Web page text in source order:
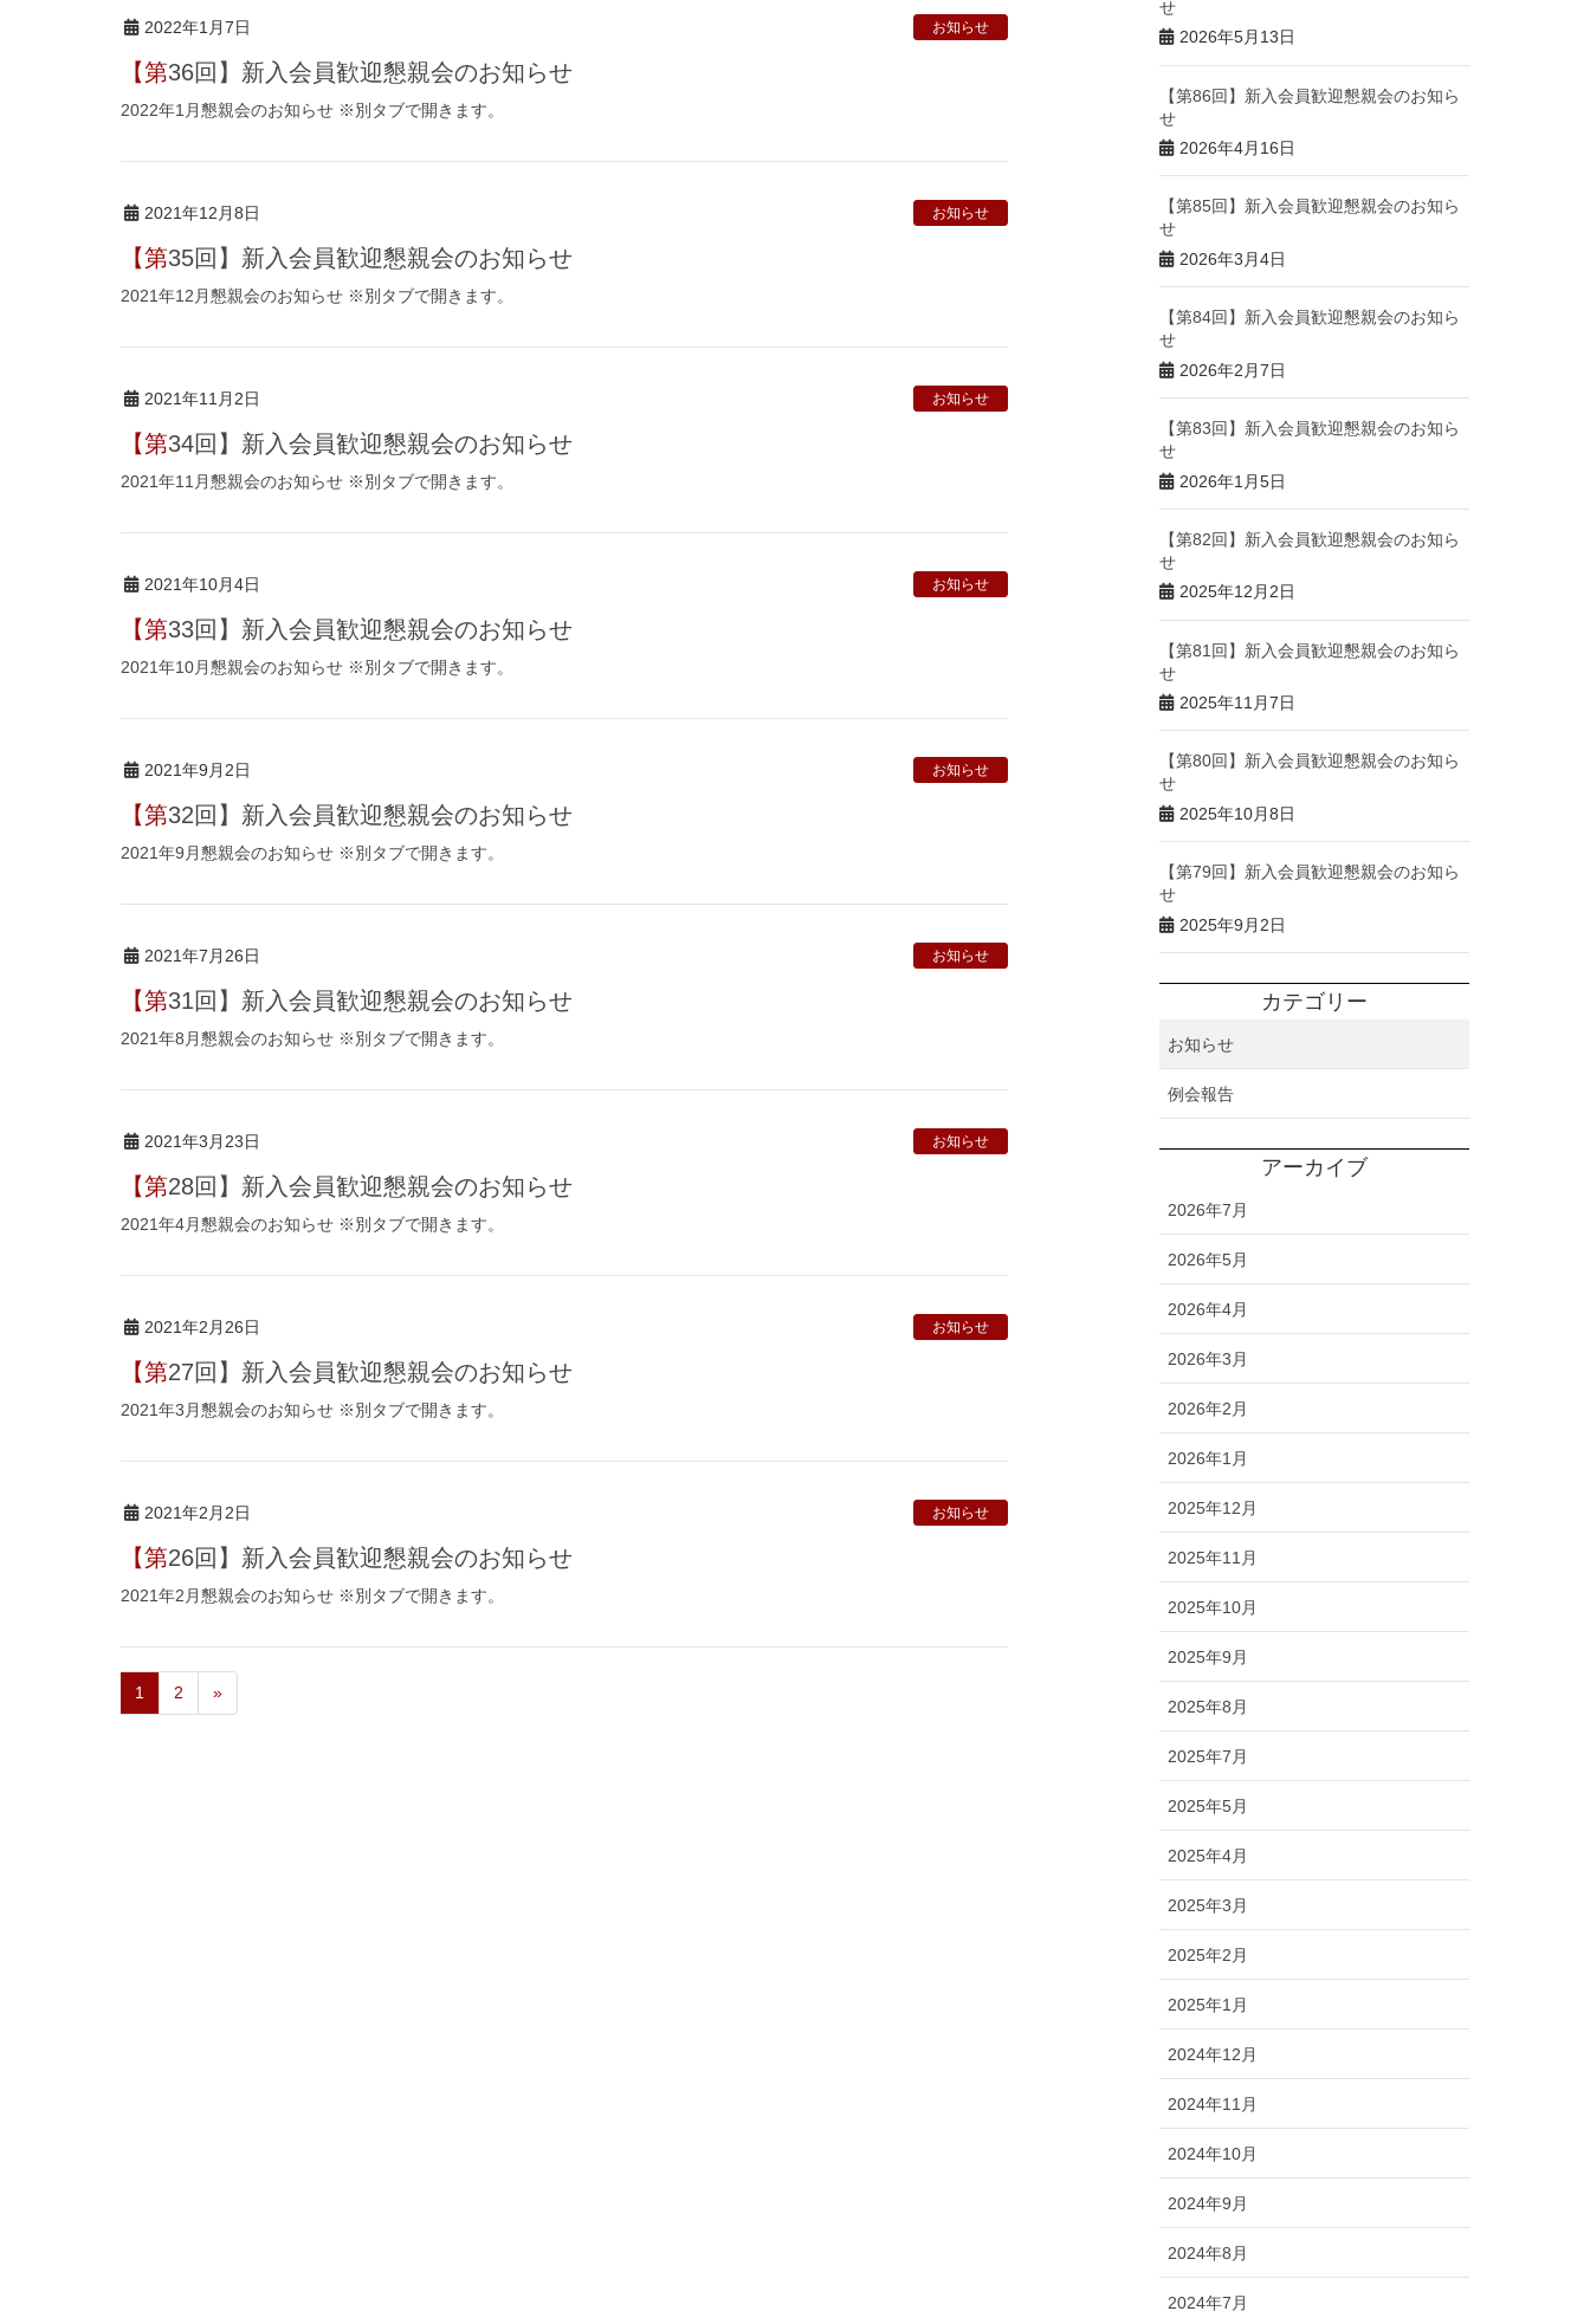
2022年1月7日 お知らせ
【第36回】新入会員歓迎懇親会のお知らせ
2022年1月懇親会のお知らせ ※別タブで開きます。
2021年12月8日 お知らせ
【第35回】新入会員歓迎懇親会のお知らせ
2021年12月懇親会のお知らせ ※別タブで開きます。
2021年11月2日 お知らせ
【第34回】新入会員歓迎懇親会のお知らせ
2021年11月懇親会のお知らせ ※別タブで開きます。
2021年10月4日 お知らせ
【第33回】新入会員歓迎懇親会のお知らせ
2021年10月懇親会のお知らせ ※別タブで開きます。
2021年9月2日 お知らせ
【第32回】新入会員歓迎懇親会のお知らせ
2021年9月懇親会のお知らせ ※別タブで開きます。
2021年7月26日 お知らせ
【第31回】新入会員歓迎懇親会のお知らせ
2021年8月懇親会のお知らせ ※別タブで開きます。
2021年3月23日 お知らせ
【第28回】新入会員歓迎懇親会のお知らせ
2021年4月懇親会のお知らせ ※別タブで開きます。
2021年2月26日 お知らせ
【第27回】新入会員歓迎懇親会のお知らせ
2021年3月懇親会のお知らせ ※別タブで開きます。
2021年2月2日 お知らせ
【第26回】新入会員歓迎懇親会のお知らせ
2021年2月懇親会のお知らせ ※別タブで開きます。
1 2 »
せ
2026年5月13日
【第86回】新入会員歓迎懇親会のお知ら
せ
2026年4月16日
【第85回】新入会員歓迎懇親会のお知ら
せ
2026年3月4日
【第84回】新入会員歓迎懇親会のお知ら
せ
2026年2月7日
【第83回】新入会員歓迎懇親会のお知ら
せ
2026年1月5日
【第82回】新入会員歓迎懇親会のお知ら
せ
2025年12月2日
【第81回】新入会員歓迎懇親会のお知ら
せ
2025年11月7日
【第80回】新入会員歓迎懇親会のお知ら
せ
2025年10月8日
【第79回】新入会員歓迎懇親会のお知ら
せ
2025年9月2日
カテゴリー
お知らせ
例会報告
アーカイブ
2026年7月
2026年5月
2026年4月
2026年3月
2026年2月
2026年1月
2025年12月
2025年11月
2025年10月
2025年9月
2025年8月
2025年7月
2025年5月
2025年4月
2025年3月
2025年2月
2025年1月
2024年12月
2024年11月
2024年10月
2024年9月
2024年8月
2024年7月